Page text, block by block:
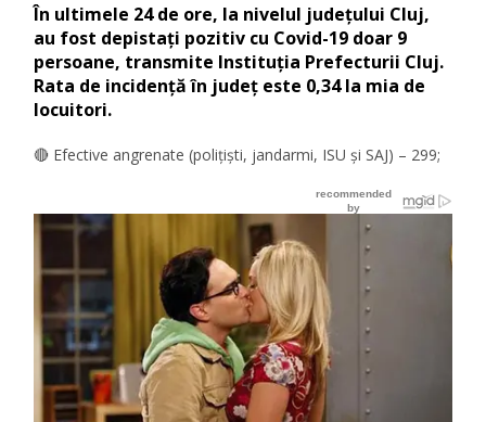
În ultimele 24 de ore, la nivelul județului Cluj,
au fost depistați pozitiv cu Covid-19 doar 9
persoane, transmite Instituția Prefecturii Cluj.
Rata de incidență în județ este 0,34 la mia de
locuitori.
🔴 Efective angrenate (polițiști, jandarmi, ISU și SAJ) – 299;